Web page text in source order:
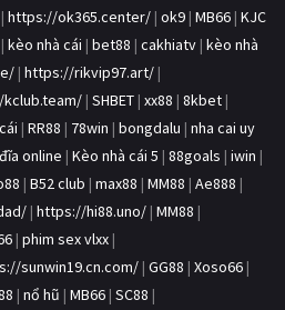
| https://ok365.center/ | ok9 | MB66 | KJC
| kèo nhà cái | bet88 | cakhiatv | kèo nhà
| https://rikvip97.art/ |
| SHBET | xx88 | 8kbet |
| RR88 | 78win | bongdalu | nha cai uy
online | Kèo nhà cái 5 | 88goals | iwin |
| B52 club | max88 | MM88 | Ae888 |
| https://hi88.uno/ | MM88 |
| phim sex vlxx |
sunwin19.cn.com/ | GG88 | Xoso66 |
| nổ hũ | MB66 | SC88 |